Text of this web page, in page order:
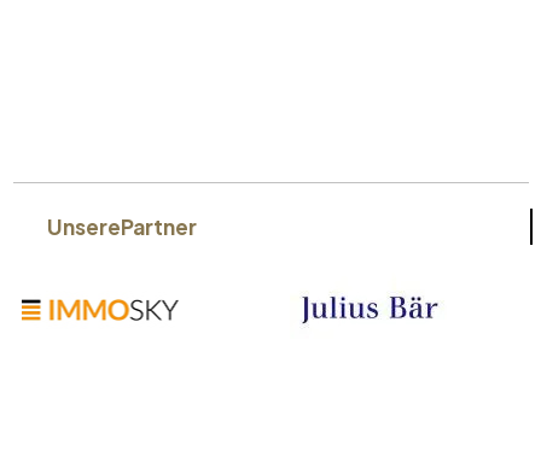
UnserePartner